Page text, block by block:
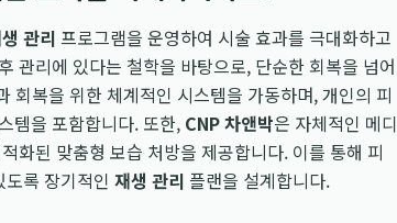
관리 프로그램을 운영하여 시술 효과를 극대화하고
관리에 있다는 철학을 바탕으로, 단순한 회복을 넘어
회복을 위한 체계적인 시스템을 가동하며, 개인의 피
템을 포함합니다. 또한, CNP 차앤박은 자체적인 메디
화된 맞춤형 보습 처방을 제공합니다. 이를 통해 피
록 장기적인 재생 관리 플랜을 설계합니다.